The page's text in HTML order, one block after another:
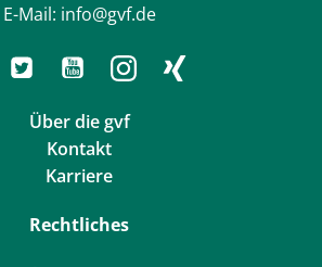
E-Mail: info@gvf.de
Über die gvf
Kontakt
Karriere
Rechtliches